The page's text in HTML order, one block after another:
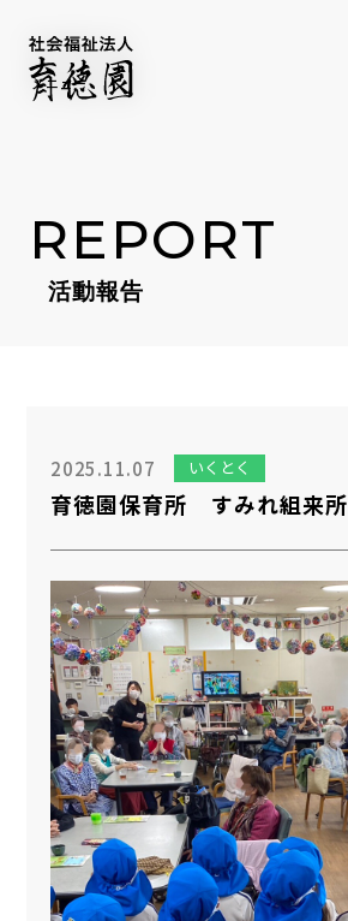
NEWS
NEWSLETTER
REPORT
活動報告
2025.11.07 いくとく
育徳園保育所 すみれ組来所